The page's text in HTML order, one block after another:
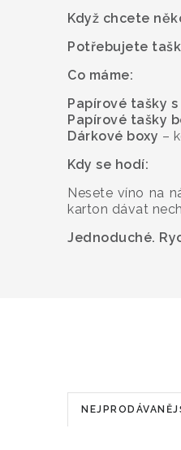
Když chcete
Potřebujete
Co máme:
Papírové tašky
Papírové tašky
Dárkové boxy –
Kdy se hodí:
Nesete víno na
karton dávat
Jednoduché.
Ř